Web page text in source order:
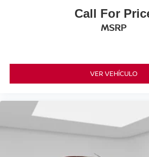
Call For
MSRP
VER VEHÍCULO